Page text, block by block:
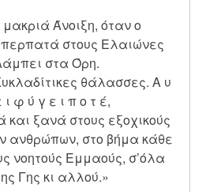
Άνοιξη, όταν ο
περπατά στους Ελαιώνες
στα Όρη.
θάλασσες. Α υ
φ ύ γ ε ι π ο τ έ,
ξανά στους εξοχικούς
ανθρώπων, στο βήμα κάθε
νοητούς Εμμαούς, σ’όλα
Γης κι αλλού.»